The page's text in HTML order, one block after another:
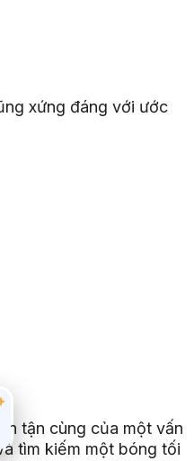
xứng đáng với ước
tận cùng của một vấn
tìm kiếm một bóng tối